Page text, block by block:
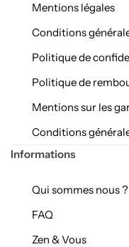
Mentions légales
Conditions
Politique de
Politique de
Mentions sur les
Conditions
Informations
Qui sommes nous ?
FAQ
Zen & Vous